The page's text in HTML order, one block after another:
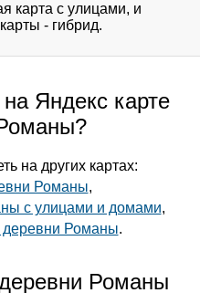
карта с улицами, и
- гибрид.
Яндекс карте
на других картах:
Романы,
с улицами и домами,
деревни Романы.
Романы